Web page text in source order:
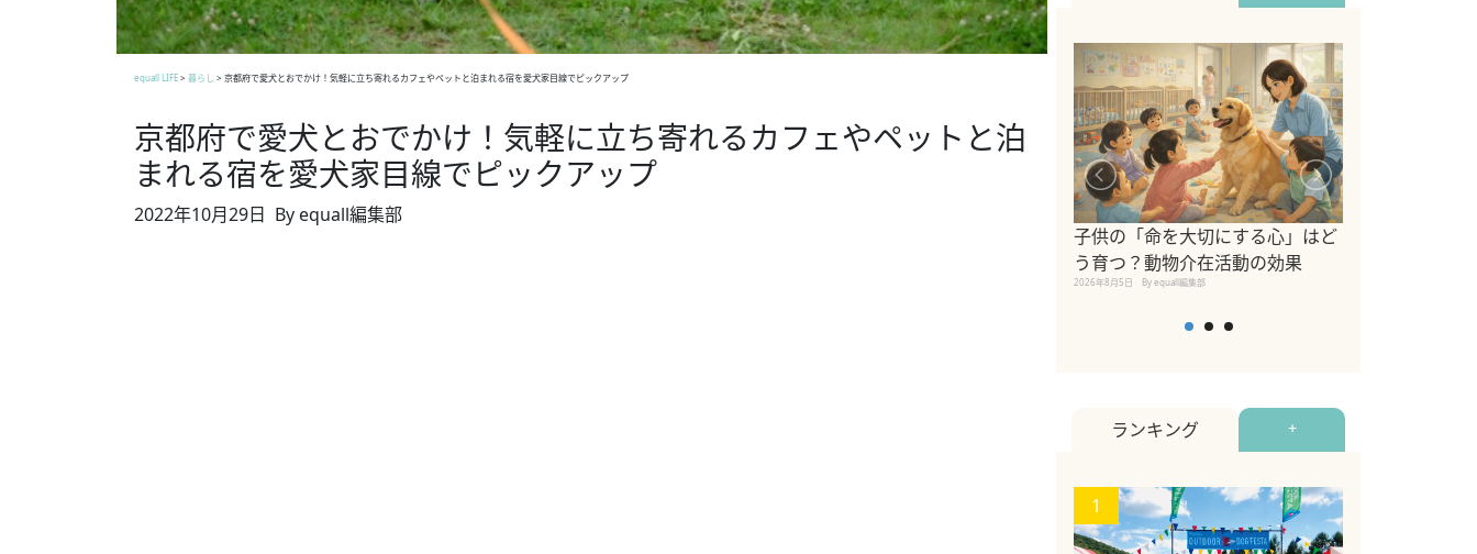
equall LIFE> 暮らし > 京都府で愛犬とおでかけ！気軽に立ち寄れるカフェやペットと泊まれる宿を愛犬家目線でピックアップ
京都府で愛犬とおでかけ！気軽に立ち寄れるカフェやペットと泊
まれる宿を愛犬家目線でピックアップ
2022年10月29日 By equall編集部
子供の「命を大切にする心」はど
う育つ？動物介在活動の効果
2026年8月5日 By equall編集部
ランキング +
1